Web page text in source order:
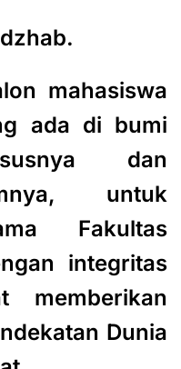
mahasiswa
ada di bumi
dan
untuk
Fakultas
integritas
memberikan
Dunia